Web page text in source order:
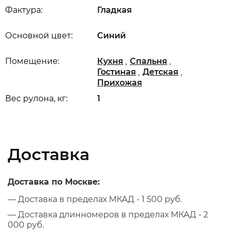
Вес рулона, кг: 1
Основной цвет: Синий
Помещение: Кухня , Спальня ,
Гостиная , Детская ,
Прихожая
Фактура: Гладкая
Доставка
Доставка по Москве:
— Доставка в пределах МКАД - 1 500 руб.
— Доставка длинномеров в пределах МКАД - 2
000 руб.